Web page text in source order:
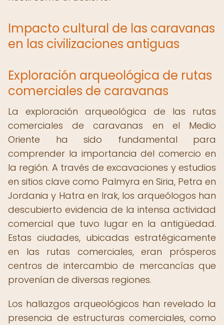
Impacto cultural de las caravanas
en las civilizaciones antiguas
Exploración arqueológica de rutas
comerciales de caravanas
La exploración arqueológica de las rutas
comerciales de caravanas en el Medio
Oriente ha sido fundamental para
comprender la importancia del comercio en
la región. A través de excavaciones y estudios
en sitios clave como Palmyra en Siria, Petra en
Jordania y Hatra en Irak, los arqueólogos han
descubierto evidencia de la intensa actividad
comercial que tuvo lugar en la antigüedad.
Estas ciudades, ubicadas estratégicamente
en las rutas comerciales, eran prósperos
centros de intercambio de mercancías que
provenían de diversas regiones.
Los hallazgos arqueológicos han revelado la
presencia de estructuras comerciales, como